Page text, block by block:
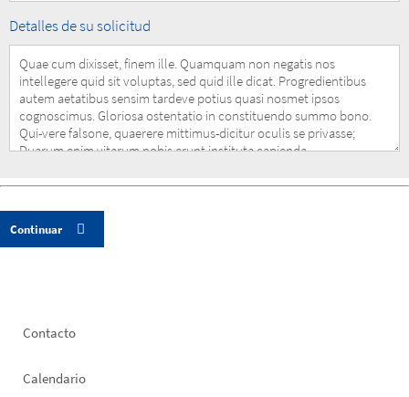
Details
Request
Detalles de su solicitud
Footer
Contacto
Calendario